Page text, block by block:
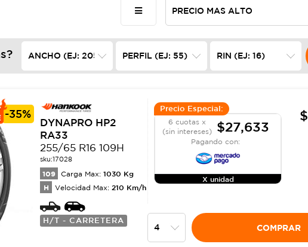
-35%
DYNAPRO HP2
RA33
255/65 R16 109H
sku:17028
109 Carga Max: 1030 Kg
H Velocidad Max: 210 Km/h
H/T - CARRETERA
Precio Especial:
6 cuotas x
(sin intereses)
$27,633
Pagando con:
X unidad
$
COMPRAR